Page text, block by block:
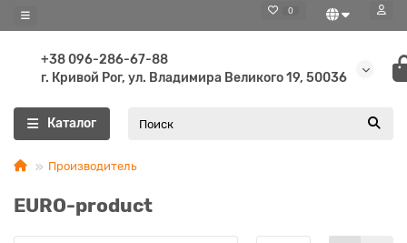
0
+38 096-286-67-88
г. Кривой Рог, ул. Владимира Великого 19, 50036
Каталог
Производитель
EURO-product